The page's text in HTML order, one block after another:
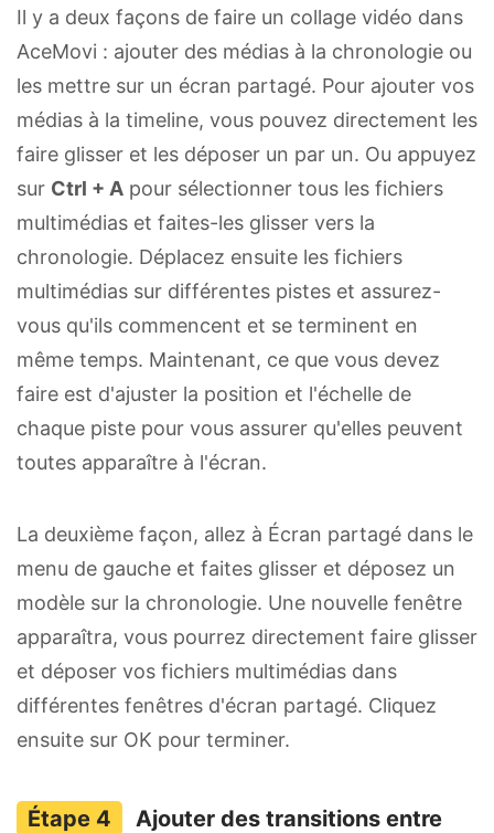
Il y a deux façons de faire un collage vidéo dans
AceMovi : ajouter des médias à la chronologie ou
les mettre sur un écran partagé. Pour ajouter vos
médias à la timeline, vous pouvez directement les
faire glisser et les déposer un par un. Ou appuyez
sur Ctrl + A pour sélectionner tous les fichiers
multimédias et faites-les glisser vers la
chronologie. Déplacez ensuite les fichiers
multimédias sur différentes pistes et assurez-
vous qu'ils commencent et se terminent en
même temps. Maintenant, ce que vous devez
faire est d'ajuster la position et l'échelle de
chaque piste pour vous assurer qu'elles peuvent
toutes apparaître à l'écran.
La deuxième façon, allez à Écran partagé dans le
menu de gauche et faites glisser et déposez un
modèle sur la chronologie. Une nouvelle fenêtre
apparaîtra, vous pourrez directement faire glisser
et déposer vos fichiers multimédias dans
différentes fenêtres d'écran partagé. Cliquez
ensuite sur OK pour terminer.
Ajouter des transitions entre